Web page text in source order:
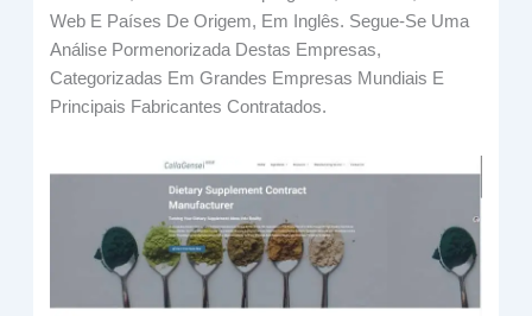
Web E Países De Origem, Em Inglês. Segue-Se Uma
Análise Pormenorizada Destas Empresas,
Categorizadas Em Grandes Empresas Mundiais E
Principais Fabricantes Contratados.